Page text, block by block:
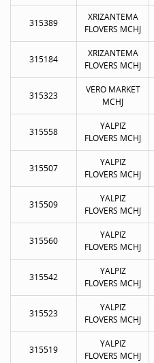
315389
XRIZANTEMA
FLOVERS MCHJ
315184
XRIZANTEMA
FLOVERS MCHJ
315323
VERO MARKET
MCHJ
315558
YALPIZ
FLOVERS MCHJ
315507
YALPIZ
FLOVERS MCHJ
315509
YALPIZ
FLOVERS MCHJ
315560
YALPIZ
FLOVERS MCHJ
315542
YALPIZ
FLOVERS MCHJ
315523
YALPIZ
FLOVERS MCHJ
315519
YALPIZ
FLOVERS MCHJ